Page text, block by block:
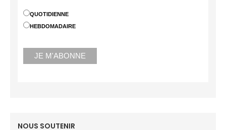
QUOTIDIENNE
HEBDOMADAIRE
NOUS SOUTENIR